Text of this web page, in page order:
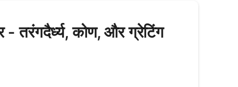
तरंगदैर्ध्य, कोण, और ग्रेटिंग